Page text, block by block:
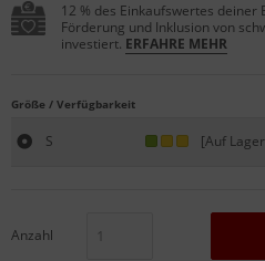
12 % des Einkaufswertes deiner
Förderung und Inklusion von
investiert. ERFAHRE MEHR
Größe / Verfügbarkeit
S [Auf
Anzahl